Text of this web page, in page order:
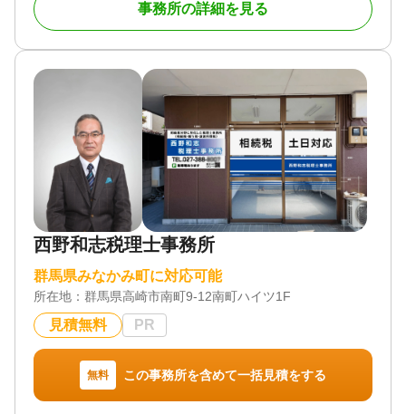
の想いは皆さん同じでした。それは、「残された家
族や相続人が困らないようにしたい。」ということ
で、残されたご家族が故人に感謝している姿を何度
も見てきました。これからもそういったお手伝いを
していきたいと思い、開業しました。
対応地域
群馬県
対応業務
遺言書 / 遺産分割 / 生前贈与 / 相続財産調査 / 家族信
託 / 相続手続き / 銀行手続き / 戸籍収集 / 相続人調査
対応体制
電話相談可 / 訪問可 / 土日相談可 / 初回相談無料 / 18
時以降相談可 / オンライン面談可 / 事務所面談可
事務所の詳細を見る
西野和志税理士事務所
群馬県みなかみ町に対応可能
所在地： 群馬県高崎市南町9-12南町ハイツ1F
見積無料 PR
無料 この事務所を含めて一括見積をする